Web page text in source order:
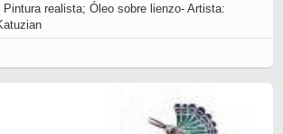
Pintura realista; Óleo sobre lienzo- Artista: